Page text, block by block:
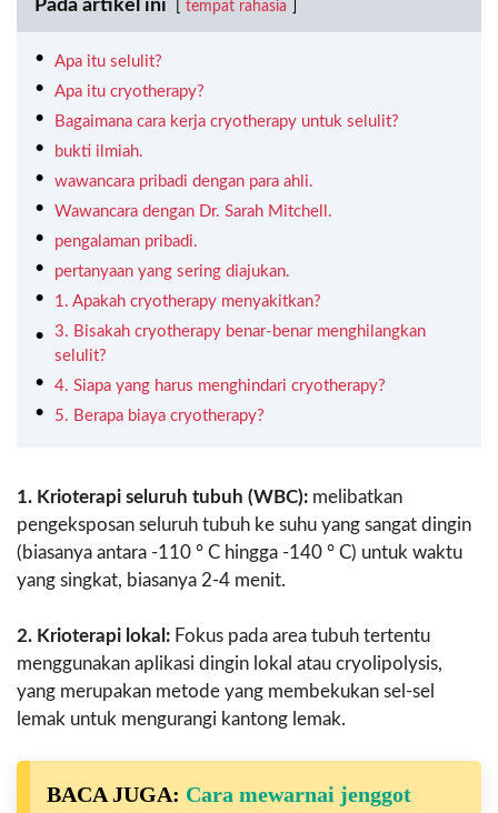
Pada artikel ini tempat rahasia
Apa itu selulit?
Apa itu cryotherapy?
Bagaimana cara kerja cryotherapy untuk selulit?
bukti ilmiah.
wawancara pribadi dengan para ahli.
Wawancara dengan Dr. Sarah Mitchell.
pengalaman pribadi.
pertanyaan yang sering diajukan.
1. Apakah cryotherapy menyakitkan?
3. Bisakah cryotherapy benar-benar menghilangkan
selulit?
4. Siapa yang harus menghindari cryotherapy?
5. Berapa biaya cryotherapy?
1. Krioterapi seluruh tubuh (WBC): melibatkan
pengeksposan seluruh tubuh ke suhu yang sangat dingin
(biasanya antara -110 ° C hingga -140 ° C) untuk waktu
yang singkat, biasanya 2-4 menit.
2. Krioterapi lokal: Fokus pada area tubuh tertentu
menggunakan aplikasi dingin lokal atau cryolipolysis,
yang merupakan metode yang membekukan sel-sel
lemak untuk mengurangi kantong lemak.
BACA JUGA: Cara mewarnai jenggot